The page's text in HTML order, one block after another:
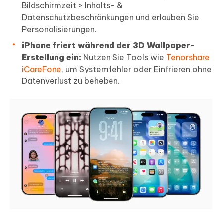
Bildschirmzeit > Inhalts- &
Datenschutzbeschränkungen und erlauben Sie
Personalisierungen.
iPhone friert während der 3D Wallpaper-
Erstellung ein: Nutzen Sie Tools wie Tenorshare
iCareFone, um Systemfehler oder Einfrieren ohne
Datenverlust zu beheben.